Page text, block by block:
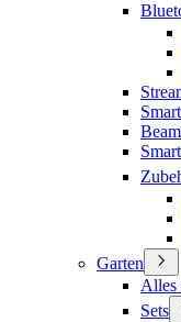
Garten
Alles
Sets